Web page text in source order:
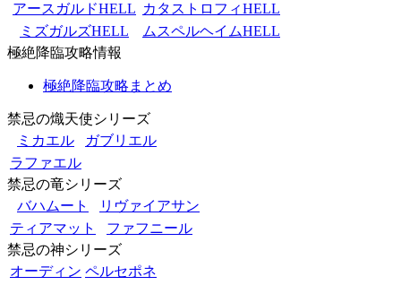
アースガルドHELL カタストロフィHELL
ミズガルズHELL
ムスペルヘイムHELL
極絶降臨攻略情報
極絶降臨攻略まとめ
禁忌の熾天使シリーズ
ミカエル
ガブリエル
ラファエル
禁忌の竜シリーズ
バハムート
リヴァイアサン
ティアマット
ファフニール
禁忌の神シリーズ
オーディン ペルセポネ